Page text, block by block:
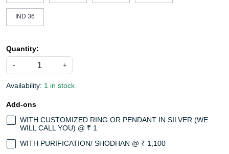
IND 36
Quantity:
- +
Availability: 1 in stock
Add-ons
WITH CUSTOMIZED RING OR PENDANT IN SILVER (WE
WILL CALL YOU) @ ₹ 1
WITH PURIFICATION/ SHODHAN @ ₹ 1,100